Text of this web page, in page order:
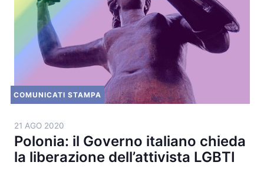
COMUNICATI STAMPA
21 AGO 2020
Polonia: il Governo italiano chieda
la liberazione dell’attivista LGBTI